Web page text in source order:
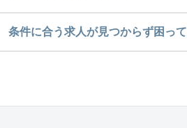
北水海道駅の求人数は1件です
求人はコチラから
条件に合う求人が見つからず困っ
無料相談の登録は
から